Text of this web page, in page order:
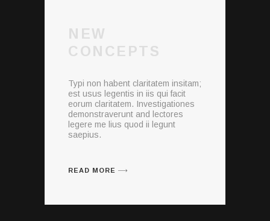
NEW
CONCEPTS
Typi non habent claritatem insitam;
est usus legentis in iis qui facit
eorum claritatem. Investigationes
demonstraverunt and lectores
legere me lius quod ii legunt
saepius.
READ MORE